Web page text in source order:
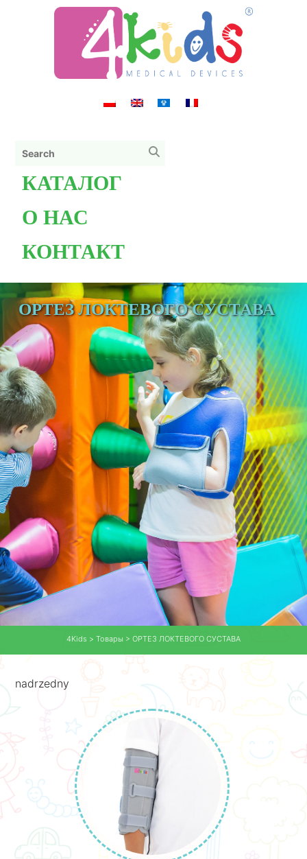
КАТАЛОГ
О НАС
КОНТАКТ
ОРТЕЗ ЛОКТЕВОГО СУСТАВА
4Kids > Товары > ОРТЕЗ ЛОКТЕВОГО СУСТАВА
nadrzedny